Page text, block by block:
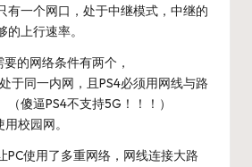
有一个网口，处于中继模式，中继的
上行速率。
的网络条件有两个，
于同一内网，且PS4必须用网线与路
傻逼PS4不支持5G！！！）
校园网。
PC使用了多重网络，网线连接大路